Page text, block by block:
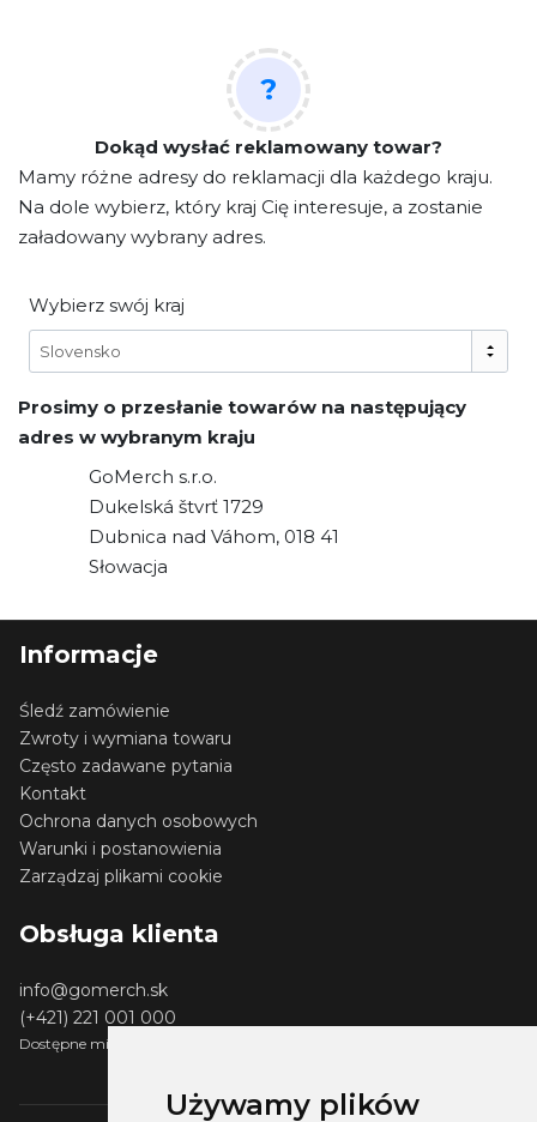
Używamy plików
?
Dokąd wysłać reklamowany towar?
Mamy różne adresy do reklamacji dla każdego kraju.
Na dole wybierz, który kraj Cię interesuje, a zostanie
załadowany wybrany adres.
Wybierz swój kraj
Slovensko
Prosimy o przesłanie towarów na następujący
adres w wybranym kraju
GoMerch s.r.o.
Dukelská štvrť 1729
Dubnica nad Váhom, 018 41
Słowacja
Informacje
Śledź zamówienie
Zwroty i wymiana towaru
Często zadawane pytania
Kontakt
Ochrona danych osobowych
Warunki i postanowienia
Zarządzaj plikami cookie
Obsługa klienta
info@gomerch.sk
(+421) 221 001 000
Dostępne między 13:00 a 14:00